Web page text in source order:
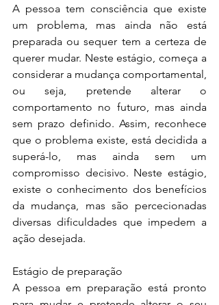
A pessoa tem consciência que existe
um problema, mas ainda não está
preparada ou sequer tem a certeza de
querer mudar. Neste estágio, começa a
considerar a mudança comportamental,
ou seja, pretende alterar o
comportamento no futuro, mas ainda
sem prazo definido. Assim, reconhece
que o problema existe, está decidida a
superá-lo, mas ainda sem um
compromisso decisivo. Neste estágio,
existe o conhecimento dos benefícios
da mudança, mas são percecionadas
diversas dificuldades que impedem a
ação desejada.
Estágio de preparação
A pessoa em preparação está pronto